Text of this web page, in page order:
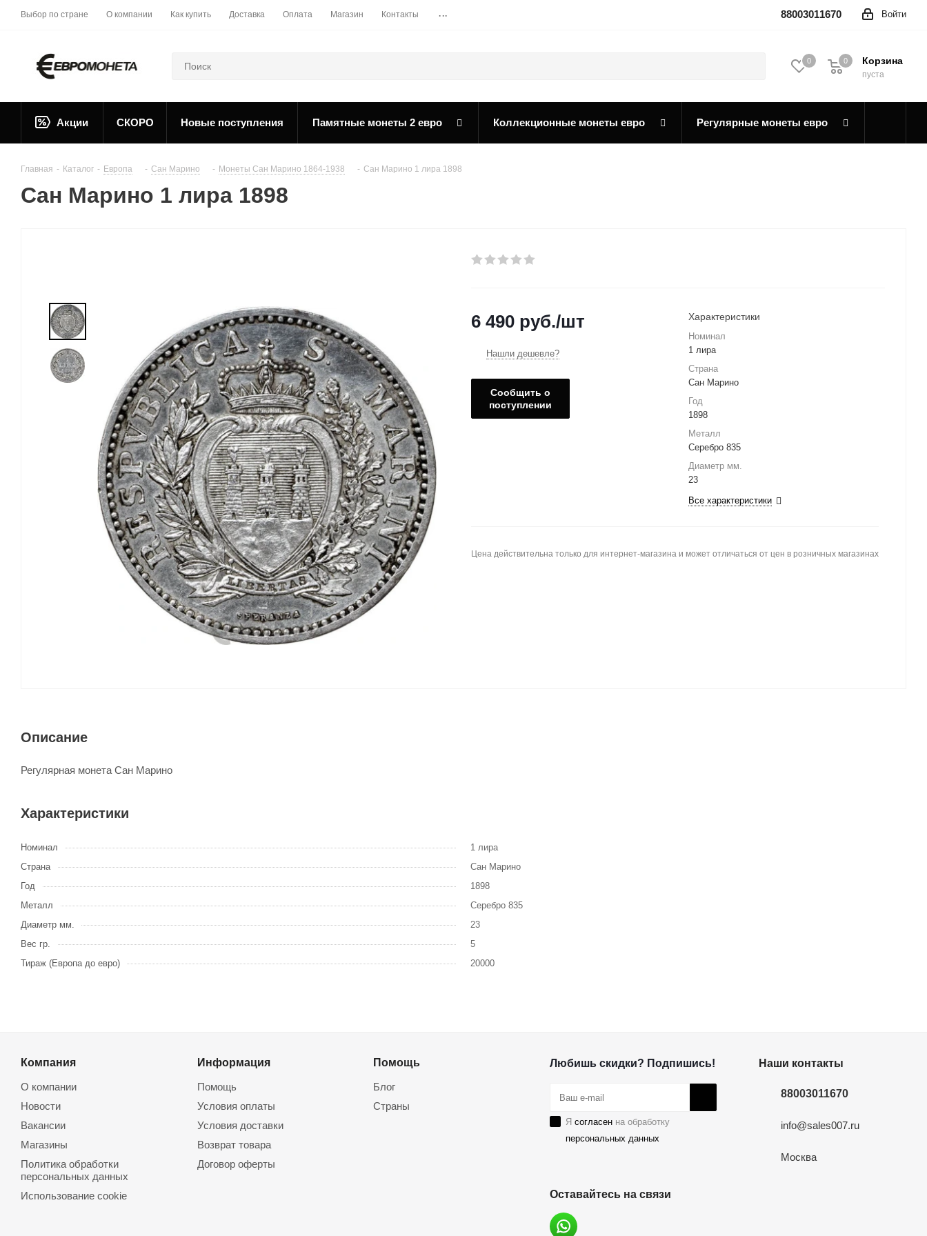
Выбор по стране О компании Как купить Доставка Оплата Магазин Контакты ... Войти
88003011670
0 Корзина
0
пуста
0
Акции СКОРО Новые поступления Памятные монеты 2 евро Коллекционные монеты евро Регулярные монеты евро
Главная - Каталог - Европа - Сан Марино - Монеты Сан Марино 1864-1938 - Сан Марино 1 лира 1898
Сан Марино 1 лира 1898
6 490 руб./шт
Нашли дешевле?
Сообщить о
поступлении
Характеристики
Номинал
1 лира
Страна
Сан Марино
Год
1898
Металл
Серебро 835
Диаметр мм.
23
Все характеристики
Цена действительна только для интернет-магазина и может отличаться от цен в розничных магазинах
Описание
Регулярная монета Сан Марино
Характеристики
Номинал
1 лира
Страна
Сан Марино
Год
1898
Металл
Серебро 835
Диаметр мм.
23
Вес гр.
5
Тираж (Европа до евро)
20000
Компания
О компании
Новости
Вакансии
Магазины
Политика обработки
персональных данных
Использование cookie
Информация
Помощь
Условия оплаты
Условия доставки
Возврат товара
Договор оферты
Помощь
Блог
Страны
Любишь скидки? Подпишись!
Я согласенна обработку
персональных данных
Оставайтесь на связи
Наши контакты
88003011670
info@sales007.ru
Москва